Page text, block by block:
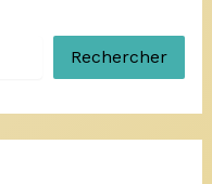
Rechercher